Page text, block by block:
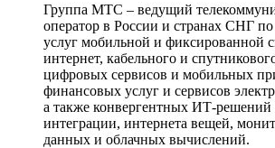
Группа МТС – ведущий
оператор в России и странах СНГ
услуг мобильной и фиксированной
интернет, кабельного и
цифровых сервисов и мобильных
финансовых услуг и сервисов
а также конвергентных ИТ-решений
интеграции, интернета вещей,
данных и облачных вычислений.